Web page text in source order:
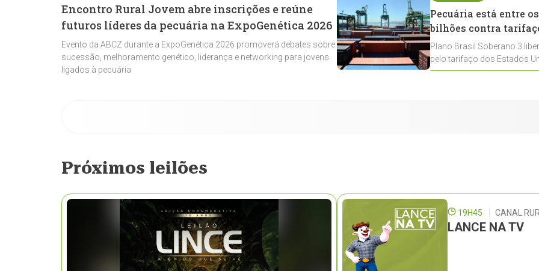
Encontro Rural Jovem abre inscrições e reúne
futuros líderes da pecuária na ExpoGenética 2026
Evento da ABCZ durante a ExpoGenética 2026 promoverá debates sobre
sucessão, melhoramento genético, liderança e networking para jovens
ligados à pecuária
Pecuária está entre
bilhões contra
Plano Brasil Soberano 3
pelo tarifaço dos Estados
contemplados
Próximos leilões
19H45 CANAL
LANCE NA TV